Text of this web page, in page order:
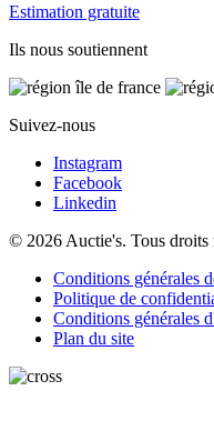
Estimation gratuite
Ils nous soutiennent
Suivez-nous
Instagram
Facebook
Linkedin
© 2026 Auctie's. Tous droits
Conditions générales
Politique de
Conditions générales
Plan du site